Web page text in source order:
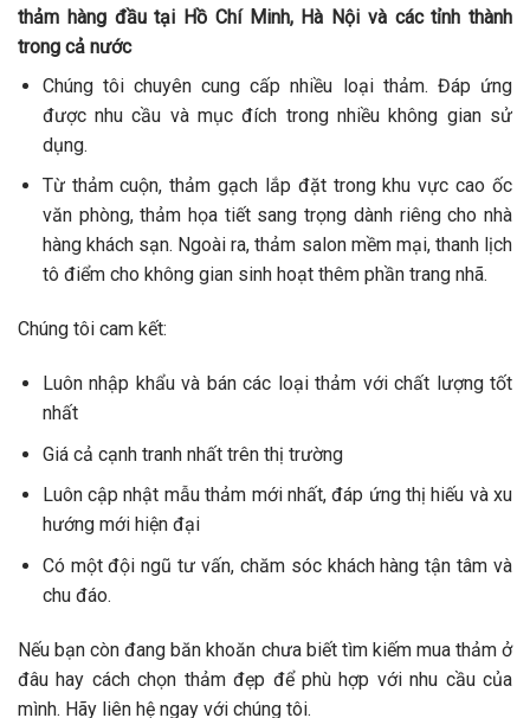
thảm hàng đầu tại Hồ Chí Minh, Hà Nội và các tỉnh thành
trong cả nước
Chúng tôi chuyên cung cấp nhiều loại thảm. Đáp ứng
được nhu cầu và mục đích trong nhiều không gian sử
dụng.
Từ thảm cuộn, thảm gạch lắp đặt trong khu vực cao ốc
văn phòng, thảm họa tiết sang trọng dành riêng cho nhà
hàng khách sạn. Ngoài ra, thảm salon mềm mại, thanh lịch
tô điểm cho không gian sinh hoạt thêm phần trang nhã.
Chúng tôi cam kết:
Luôn nhập khẩu và bán các loại thảm với chất lượng tốt
nhất
Giá cả cạnh tranh nhất trên thị trường
Luôn cập nhật mẫu thảm mới nhất, đáp ứng thị hiếu và xu
hướng mới hiện đại
Có một đội ngũ tư vấn, chăm sóc khách hàng tận tâm và
chu đáo.
Nếu bạn còn đang băn khoăn chưa biết tìm kiếm mua thảm ở
đâu hay cách chọn thảm đẹp để phù hợp với nhu cầu của
mình. Hãy liên hệ ngay với chúng tôi.